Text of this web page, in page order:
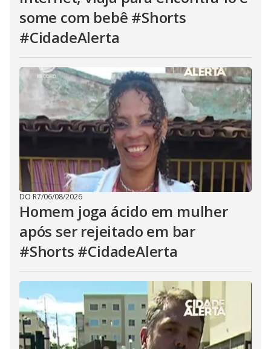
some com bebê #Shorts
#CidadeAlerta
DO R7/06/08/2026
Homem joga ácido em mulher
após ser rejeitado em bar
#Shorts #CidadeAlerta